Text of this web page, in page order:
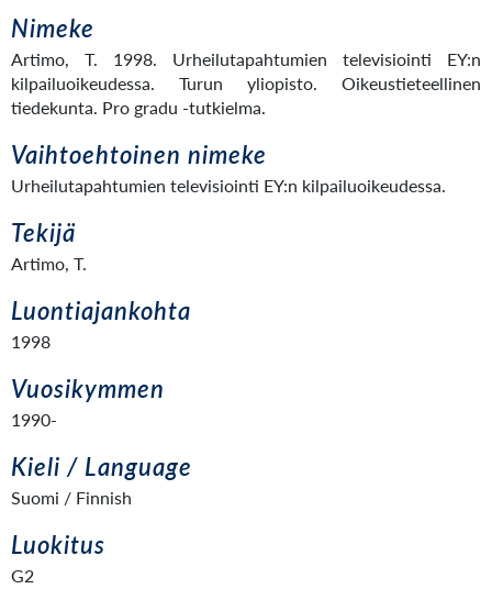
Nimeke
Artimo, T. 1998. Urheilutapahtumien televisiointi EY:n
kilpailuoikeudessa. Turun yliopisto. Oikeustieteellinen
tiedekunta. Pro gradu -tutkielma.
Vaihtoehtoinen nimeke
Urheilutapahtumien televisiointi EY:n kilpailuoikeudessa.
Tekijä
Artimo, T.
Luontiajankohta
1998
Vuosikymmen
1990-
Kieli / Language
Suomi / Finnish
Luokitus
G2